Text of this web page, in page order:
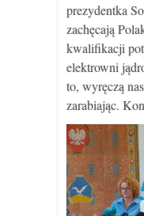
prezydentka
zachęcają
kwalifikacji
elektrowni
to, wyręczą
zarabiając.